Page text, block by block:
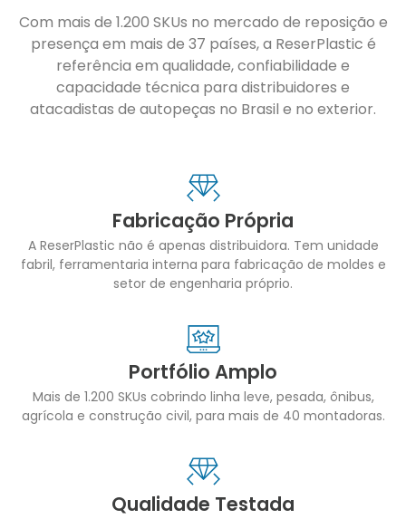
Com mais de 1.200 SKUs no mercado de reposição e
presença em mais de 37 países, a ReserPlastic é
referência em qualidade, confiabilidade e
capacidade técnica para distribuidores e
atacadistas de autopeças no Brasil e no exterior.
Fabricação Própria
A ReserPlastic não é apenas distribuidora. Tem unidade
fabril, ferramentaria interna para fabricação de moldes e
setor de engenharia próprio.
Portfólio Amplo
Mais de 1.200 SKUs cobrindo linha leve, pesada, ônibus,
agrícola e construção civil, para mais de 40 montadoras.
Qualidade Testada